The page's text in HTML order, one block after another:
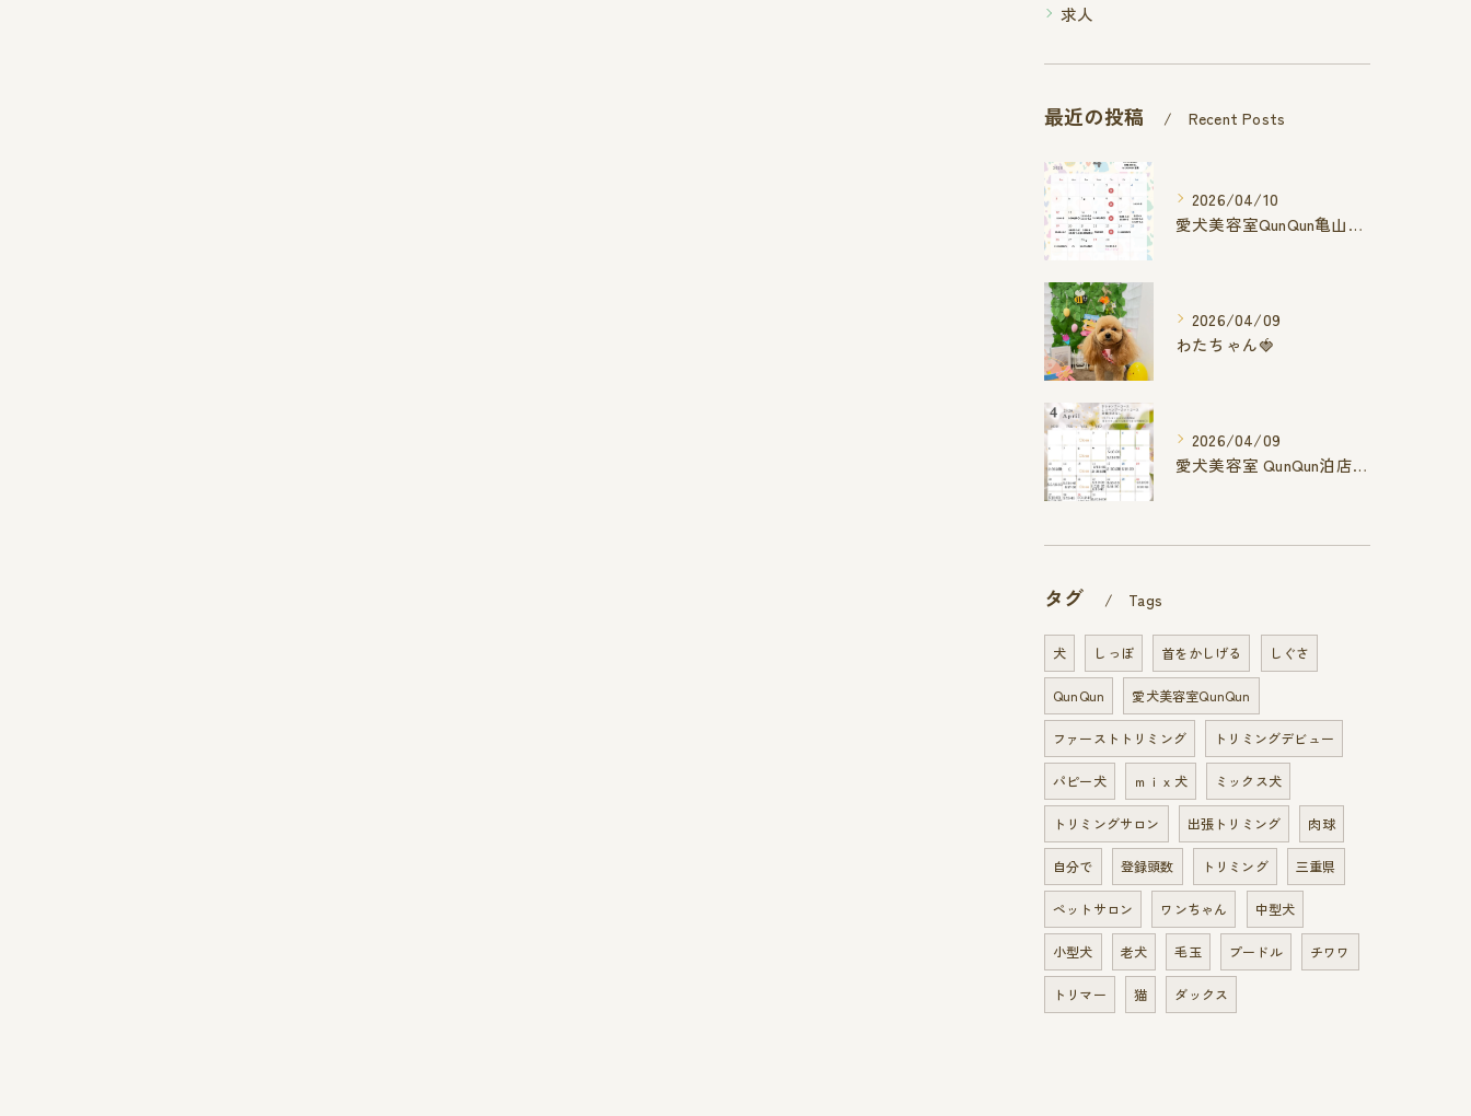
求人
最近の投稿 Recent Posts
2026/04/10
愛犬美容室QunQun亀山エコー店
2026/04/09
わたちゃん🍓
2026/04/09
愛犬美容室 QunQun泊店 4月空き状況です
タグ Tags
犬 しっぽ 首をかしげる しぐさ
QunQun 愛犬美容室QunQun
ファーストトリミング トリミングデビュー
パピー犬 ｍｉｘ犬 ミックス犬
トリミングサロン 出張トリミング 肉球
自分で 登録頭数 トリミング 三重県
ペットサロン ワンちゃん 中型犬
小型犬 老犬 毛玉 プードル チワワ
トリマー 猫 ダックス